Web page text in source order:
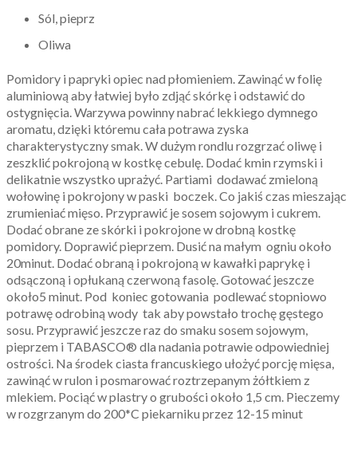
Sól, pieprz
Oliwa
Pomidory i papryki opiec nad płomieniem. Zawinąć w folię
aluminiową aby łatwiej było zdjąć skórkę i odstawić do
ostygnięcia. Warzywa powinny nabrać lekkiego dymnego
aromatu, dzięki któremu cała potrawa zyska
charakterystyczny smak. W dużym rondlu rozgrzać oliwę i
zeszklić pokrojoną w kostkę cebulę. Dodać kmin rzymski i
delikatnie wszystko uprażyć. Partiami dodawać zmieloną
wołowinę i pokrojony w paski boczek. Co jakiś czas mieszając
zrumieniać mięso. Przyprawić je sosem sojowym i cukrem.
Dodać obrane ze skórki i pokrojone w drobną kostkę
pomidory. Doprawić pieprzem. Dusić na małym ogniu około
20minut. Dodać obraną i pokrojoną w kawałki paprykę i
odsączoną i opłukaną czerwoną fasolę. Gotować jeszcze
około5 minut. Pod koniec gotowania podlewać stopniowo
potrawę odrobiną wody tak aby powstało trochę gęstego
sosu. Przyprawić jeszcze raz do smaku sosem sojowym,
pieprzem i TABASCO® dla nadania potrawie odpowiedniej
ostrości. Na środek ciasta francuskiego ułożyć porcję mięsa,
zawinąć w rulon i posmarować roztrzepanym żółtkiem z
mlekiem. Pociąć w plastry o grubości około 1,5 cm. Pieczemy
w rozgrzanym do 200*C piekarniku przez 12-15 minut